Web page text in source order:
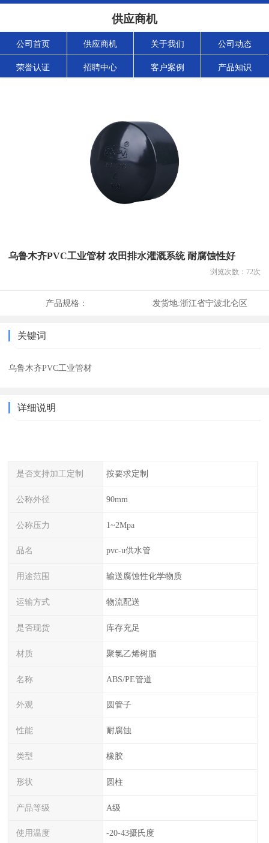
供应商机
公司首页 供应商机 关于我们 公司动态
荣誉认证 招聘中心 客户案例 产品知识
乌鲁木齐PVC工业管材 农田排水灌溉系统 耐腐蚀性好
浏览次数： 72次
产品规格： 发货地:浙江省宁波北仑区
关键词
乌鲁木齐PVC工业管材
详细说明
是否支持加工定制 按要求定制
公称外径 90mm
公称压力 1~2Mpa
品名 pvc-u供水管
用途范围 输送腐蚀性化学物质
运输方式 物流配送
是否现货 库存充足
材质 聚氯乙烯树脂
名称 ABS/PE管道
外观 圆管子
性能 耐腐蚀
类型 橡胶
形状 圆柱
产品等级 A级
使用温度 -20-43摄氏度